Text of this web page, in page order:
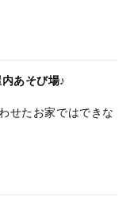
あそび場♪
せたお家ではできな